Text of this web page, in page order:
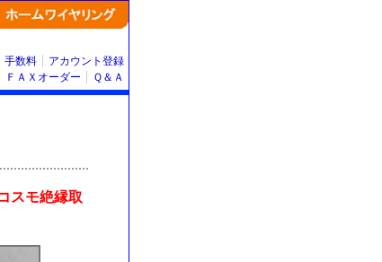
手数料
アカウント登録
ＦＡＸオーダー Ｑ＆Ａ
スモ絶縁取